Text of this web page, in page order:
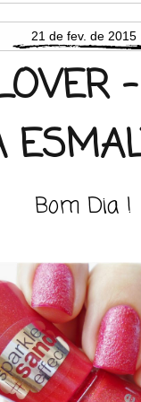
21 de fev. de 2015
Bom Dia !